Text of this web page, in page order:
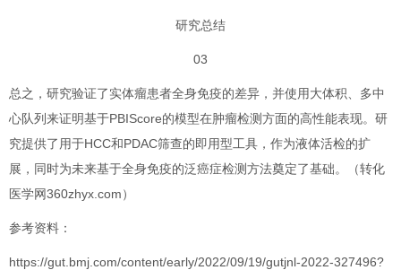
研究总结
03
总之，研究验证了实体瘤患者全身免疫的差异，并使用大体积、多中
心队列来证明基于PBIScore的模型在肿瘤检测方面的高性能表现。研
究提供了用于HCC和PDAC筛查的即用型工具，作为液体活检的扩
展，同时为未来基于全身免疫的泛癌症检测方法奠定了基础。（转化
医学网360zhyx.com）
参考资料：
https://gut.bmj.com/content/early/2022/09/19/gutjnl-2022-327496?